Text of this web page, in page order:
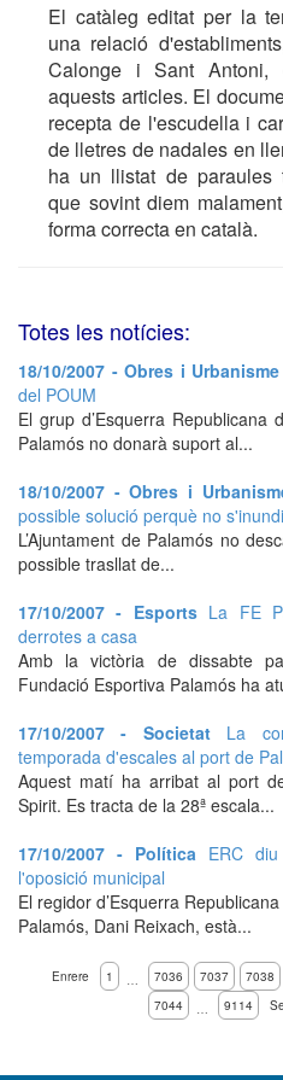
El catàleg editat per la
una relació
Calonge i Sant Antoni,
aquests articles. El
recepta de l'escudella i
de lletres de nadales en
ha un llistat de paraules
que sovint diem
forma correcta en català.
Totes les notícies:
18/10/2007 - Obres i Urbanisme
del POUM
El grup d’Esquerra Republicana
Palamós no donarà suport al...
18/10/2007 - Obres i
possible solució perquè no s'inundi
L’Ajuntament de Palamós no
possible trasllat de...
17/10/2007 - Esports La FE
derrotes a casa
Amb la victòria de dissabte
Fundació Esportiva Palamós ha
17/10/2007 - Societat La
temporada d'escales al port de
Aquest matí ha arribat al port
Spirit. Es tracta de la 28ª escala...
17/10/2007 - Política ERC
l'oposició municipal
El regidor d’Esquerra
Palamós, Dani Reixach, està...
Enrere 1 7036 7037 7038
7044
9114